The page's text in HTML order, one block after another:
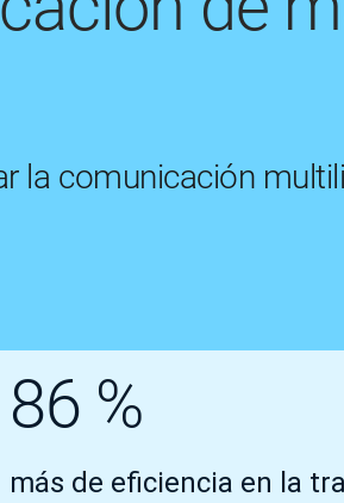
la comunicación
86 %
más de eficiencia en la